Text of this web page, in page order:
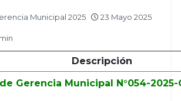
Municipal 2025 23 Mayo 2025
Descripción
Gerencia Municipal N°054-2025-